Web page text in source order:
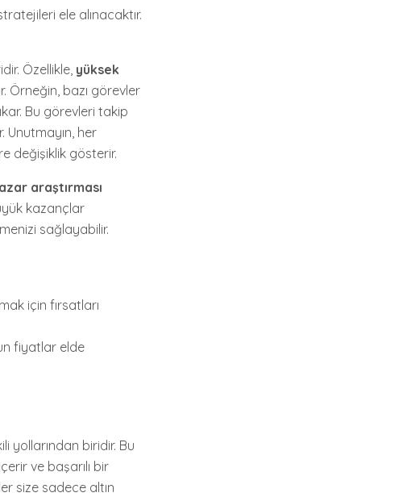
ele alınacaktır.
Özellikle, yüksek
Örneğin, bazı görevler
Bu görevleri takip
Unutmayın, her
değişiklik gösterir.
araştırması
kazançlar
sağlayabilir.
için fırsatları
fiyatlar elde
yollarından biridir. Bu
ve başarılı bir
size sadece altın